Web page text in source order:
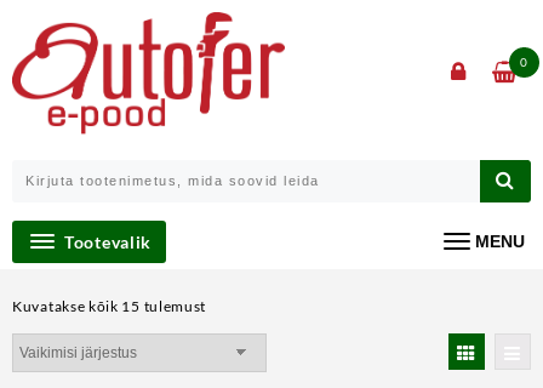
content
0
Tootevalik MENU
Kuvatakse kõik 15 tulemust